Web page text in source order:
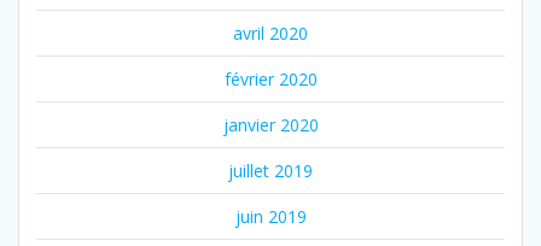
avril 2020
février 2020
janvier 2020
juillet 2019
juin 2019